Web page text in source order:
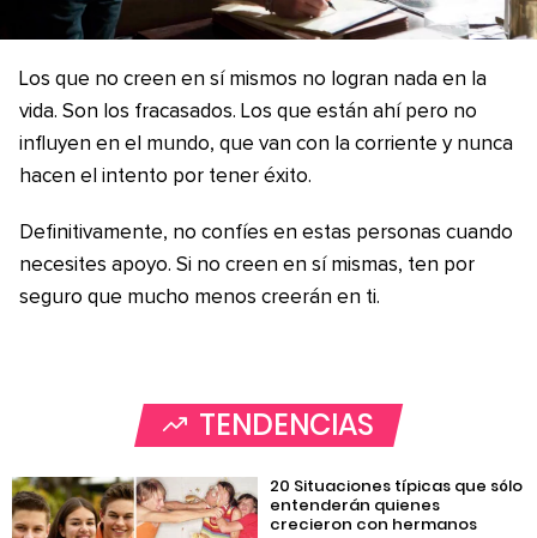
Los que no creen en sí mismos no logran nada en la
vida. Son los fracasados. Los que están ahí pero no
influyen en el mundo, que van con la corriente y nunca
hacen el intento por tener éxito.
Definitivamente, no confíes en estas personas cuando
necesites apoyo. Si no creen en sí mismas, ten por
seguro que mucho menos creerán en ti.
TENDENCIAS
20 Situaciones típicas que sólo
entenderán quienes
crecieron con hermanos